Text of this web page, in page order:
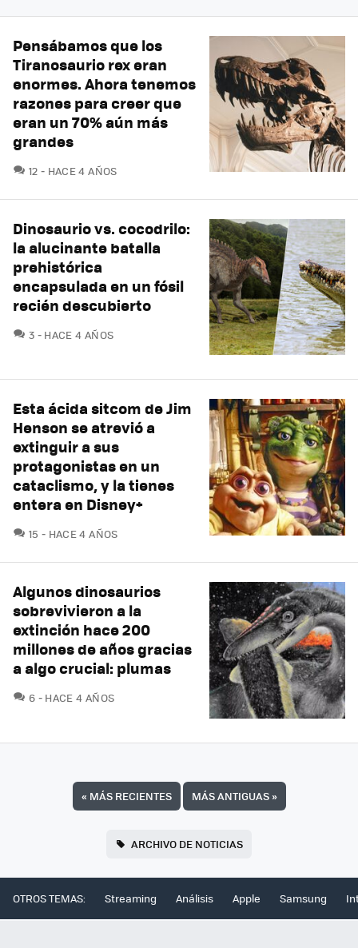
Pensábamos que los
Tiranosaurio rex eran
enormes. Ahora tenemos
razones para creer que
eran un 70% aún más
grandes
12 COMENTARIOS
HACE 4 AÑOS
Dinosaurio vs. cocodrilo:
la alucinante batalla
prehistórica
encapsulada en un fósil
recién descubierto
3 COMENTARIOS
HACE 4 AÑOS
Esta ácida sitcom de Jim
Henson se atrevió a
extinguir a sus
protagonistas en un
cataclismo, y la tienes
entera en Disney+
15 COMENTARIOS
HACE 4 AÑOS
Algunos dinosaurios
sobrevivieron a la
extinción hace 200
millones de años gracias
a algo crucial: plumas
6 COMENTARIOS
HACE 4 AÑOS
« MÁS RECIENTES MÁS ANTIGUAS»
ARCHIVO DE NOTICIAS
OTROS TEMAS: Streaming Análisis Apple Samsung